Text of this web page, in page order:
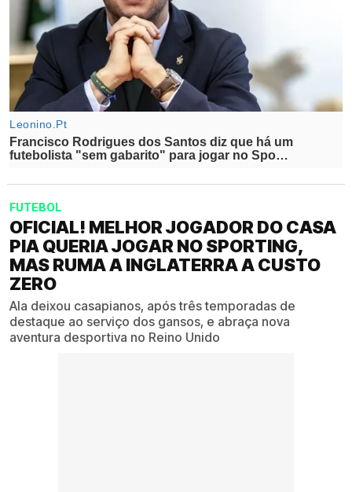
FUTEBOL
OFICIAL! MELHOR JOGADOR DO CASA
PIA QUERIA JOGAR NO SPORTING,
MAS RUMA A INGLATERRA A CUSTO
ZERO
Ala deixou casapianos, após três temporadas de
destaque ao serviço dos gansos, e abraça nova
aventura desportiva no Reino Unido